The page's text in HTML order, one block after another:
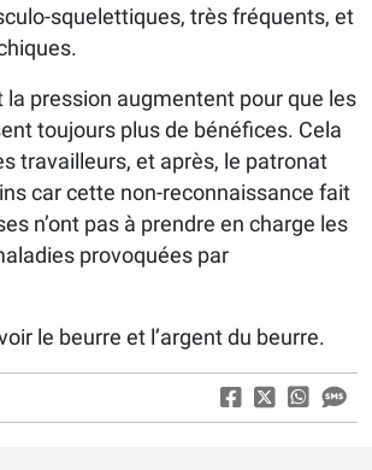
squelettiques, très fréquents, et
la pression augmentent pour que les
toujours plus de bénéfices. Cela
travailleurs, et après, le patronat
car cette non-reconnaissance fait
n’ont pas à prendre en charge les
provoquées par
le beurre et l’argent du beurre.